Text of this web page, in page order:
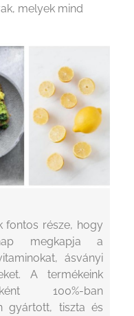
melyek mind
fontos része, hogy
megkapja a
ásványi
A termékeink
100%-ban
gyártott, tiszta és